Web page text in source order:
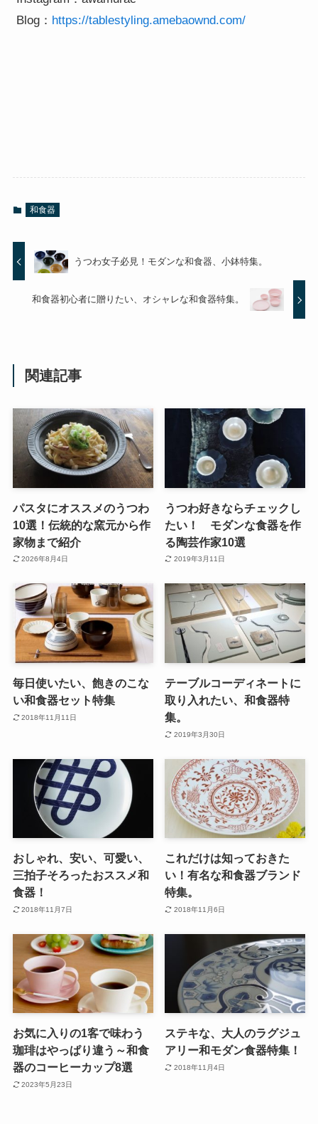
Blog： https://tablestyling.amebaownd.com/
和食器
うつわ女子必見！モダンな和食器、小鉢特集。
和食器初心者に贈りたい、オシャレな和食器特集。
関連記事
パスタにオススメのうつわ
10選！伝統的な窯元から作
家物まで紹介
2026年8月4日
うつわ好きならチェックし
たい！ モダンな食器を作
る陶芸作家10選
2019年3月11日
毎日使いたい、飽きのこな
い和食器セット特集
2018年11月11日
テーブルコーディネートに
取り入れたい、和食器特
集。
2019年3月30日
おしゃれ、安い、可愛い、
三拍子そろったおススメ和
食器！
2018年11月7日
これだけは知っておきた
い！有名な和食器ブランド
特集。
2018年11月6日
お気に入りの1客で味わう
珈琲はやっぱり違う～和食
器のコーヒーカップ8選
2023年5月23日
ステキな、大人のラグジュ
アリー和モダン食器特集！
2018年11月4日